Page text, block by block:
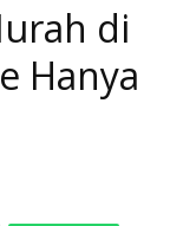
di
Hanya